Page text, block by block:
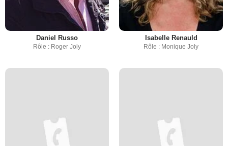
Daniel Russo
Rôle : Roger Joly
Isabelle Renauld
Rôle : Monique Joly